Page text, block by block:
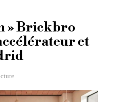
» Brickbro
et